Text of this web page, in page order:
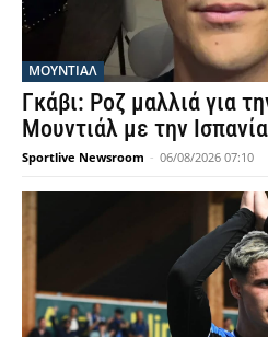
ΜΟΥΝΤΙΆΛ
Γκάβι: Ροζ μαλλιά για
Μουντιάλ με την Ισπανία
Sportlive Newsroom - 06/08/2026 07:10